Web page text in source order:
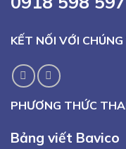
KẾT NỐI VỚI CHÚNG
PHƯƠNG THỨC
Bảng viết Bavico